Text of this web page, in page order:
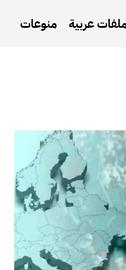
عربية منوعات